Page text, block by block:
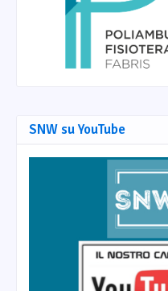
SNW su YouTube